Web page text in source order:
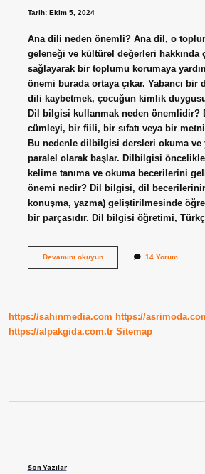
Tarih: Ekim 5, 2024
Ana dili neden önemli? Ana dil, o
geleneği ve kültürel değerleri hakkında
sağlayarak bir toplumu korumaya
önemi burada ortaya çıkar. Yabancı bir
dili kaybetmek, çocuğun kimlik
Dil bilgisi kullanmak neden önemlidir?
cümleyi, bir fiili, bir sıfatı veya bir
Bu nedenle dilbilgisi dersleri okuma ve
paralel olarak başlar. Dilbilgisi
kelime tanıma ve okuma becerilerini
önemi nedir? Dil bilgisi, dil
konuşma, yazma) geliştirilmesinde
bir parçasıdır. Dil bilgisi öğretimi,
Devamını okuyunAna
14 Yorum
https://sahinmedia.com https://
https://alpakgida.com.tr Sitemap
Son Yazılar